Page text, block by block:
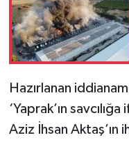
Hazırlanan
‘Yaprak’ın
Aziz İhsan Aktaş’ın